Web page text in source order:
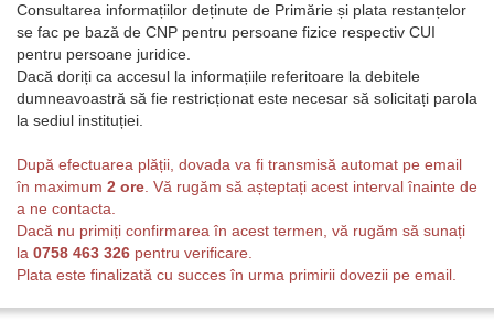
Consultarea informațiilor deținute de Primărie și plata restanțelor
se fac pe bază de CNP pentru persoane fizice respectiv CUI
pentru persoane juridice.
Dacă doriți ca accesul la informațiile referitoare la debitele
dumneavoastră să fie restricționat este necesar să solicitați parola
la sediul instituției.
După efectuarea plății, dovada va fi transmisă automat pe email
în maximum 2 ore. Vă rugăm să așteptați acest interval înainte de
a ne contacta.
Dacă nu primiți confirmarea în acest termen, vă rugăm să sunați
la 0758 463 326 pentru verificare.
Plata este finalizată cu succes în urma primirii dovezii pe email.